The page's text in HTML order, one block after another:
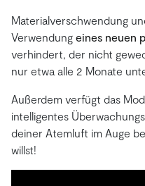
Materialverschwendung
Verwendung eines neuen
verhindert, der nicht
nur etwa alle 2 Monate
Außerdem verfügt das
intelligentes
deiner Atemluft im Auge
willst!